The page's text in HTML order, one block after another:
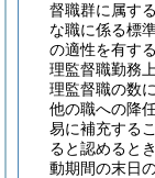
督職群に属す
な職に係る標
の適性を有す
理監督職勤務
理監督職の数
他の職への降
易に補充する
ると認めると
動期間の末日